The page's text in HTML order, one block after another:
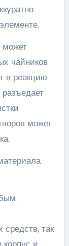
может
чайников
в реакцию
может
так